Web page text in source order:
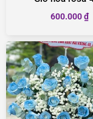
600.000₫